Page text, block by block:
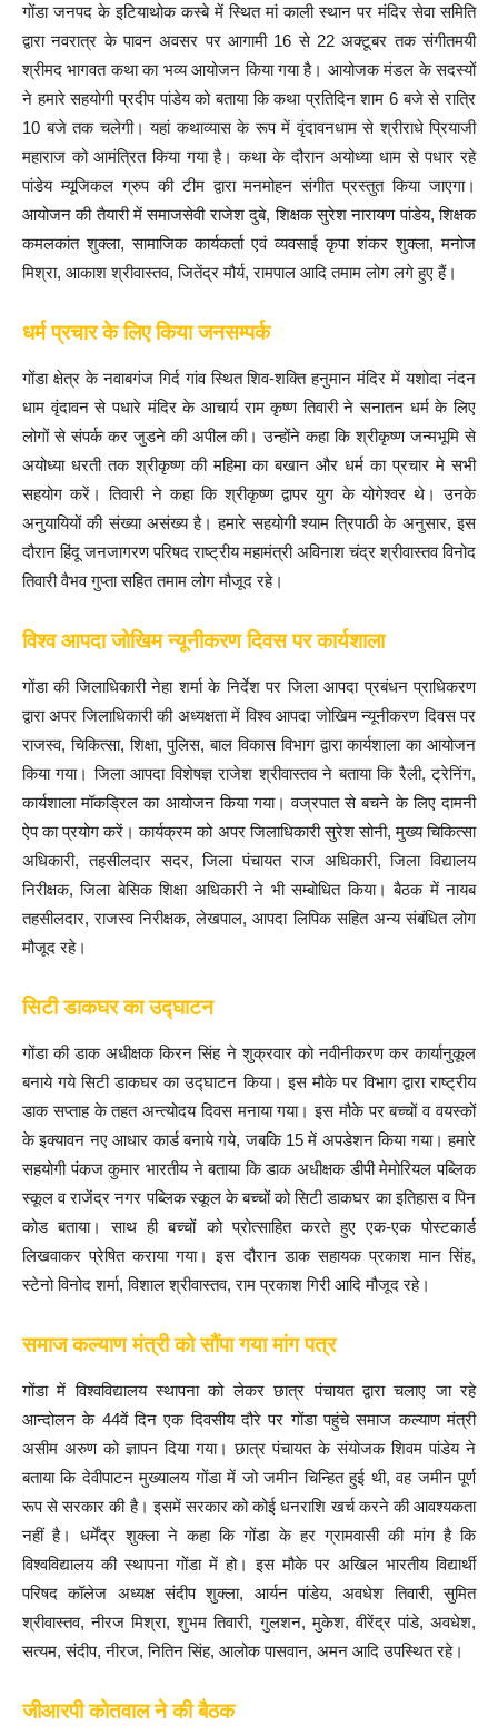
गोंडा जनपद के इटियाथोक कस्बे में स्थित मां काली स्थान पर मंदिर सेवा समिति
द्वारा नवरात्र के पावन अवसर पर आगामी 16 से 22 अक्टूबर तक संगीतमयी
श्रीमद भागवत कथा का भव्य आयोजन किया गया है। आयोजक मंडल के सदस्यों
ने हमारे सहयोगी प्रदीप पांडेय को बताया कि कथा प्रतिदिन शाम 6 बजे से रात्रि
10 बजे तक चलेगी। यहां कथाव्यास के रूप में वृंदावनधाम से श्रीराधे प्रियाजी
महाराज को आमंत्रित किया गया है। कथा के दौरान अयोध्या धाम से पधार रहे
पांडेय म्यूजिकल ग्रुप की टीम द्वारा मनमोहन संगीत प्रस्तुत किया जाएगा।
आयोजन की तैयारी में समाजसेवी राजेश दुबे, शिक्षक सुरेश नारायण पांडेय, शिक्षक
कमलकांत शुक्ला, सामाजिक कार्यकर्ता एवं व्यवसाई कृपा शंकर शुक्ला, मनोज
मिश्रा, आकाश श्रीवास्तव, जितेंद्र मौर्य, रामपाल आदि तमाम लोग लगे हुए हैं।
धर्म प्रचार के लिए किया जनसम्पर्क
गोंडा क्षेत्र के नवाबगंज गिर्द गांव स्थित शिव-शक्ति हनुमान मंदिर में यशोदा नंदन
धाम वृंदावन से पधारे मंदिर के आचार्य राम कृष्ण तिवारी ने सनातन धर्म के लिए
लोगों से संपर्क कर जुडने की अपील की। उन्होंने कहा कि श्रीकृष्ण जन्मभूमि से
अयोध्या धरती तक श्रीकृष्ण की महिमा का बखान और धर्म का प्रचार मे सभी
सहयोग करें। तिवारी ने कहा कि श्रीकृष्ण द्वापर युग के योगेश्वर थे। उनके
अनुयायियों की संख्या असंख्य है। हमारे सहयोगी श्याम त्रिपाठी के अनुसार, इस
दौरान हिंदू जनजागरण परिषद राष्ट्रीय महामंत्री अविनाश चंद्र श्रीवास्तव विनोद
तिवारी वैभव गुप्ता सहित तमाम लोग मौजूद रहे।
विश्व आपदा जोखिम न्यूनीकरण दिवस पर कार्यशाला
गोंडा की जिलाधिकारी नेहा शर्मा के निर्देश पर जिला आपदा प्रबंधन प्राधिकरण
द्वारा अपर जिलाधिकारी की अध्यक्षता में विश्व आपदा जोखिम न्यूनीकरण दिवस पर
राजस्व, चिकित्सा, शिक्षा, पुलिस, बाल विकास विभाग द्वारा कार्यशाला का आयोजन
किया गया। जिला आपदा विशेषज्ञ राजेश श्रीवास्तव ने बताया कि रैली, ट्रेनिंग,
कार्यशाला मॉकड्रिल का आयोजन किया गया। वज्रपात से बचने के लिए दामनी
ऐप का प्रयोग करें। कार्यक्रम को अपर जिलाधिकारी सुरेश सोनी, मुख्य चिकित्सा
अधिकारी, तहसीलदार सदर, जिला पंचायत राज अधिकारी, जिला विद्यालय
निरीक्षक, जिला बेसिक शिक्षा अधिकारी ने भी सम्बोधित किया। बैठक में नायब
तहसीलदार, राजस्व निरीक्षक, लेखपाल, आपदा लिपिक सहित अन्य संबंधित लोग
मौजूद रहे।
सिटी डाकघर का उद्घाटन
गोंडा की डाक अधीक्षक किरन सिंह ने शुक्रवार को नवीनीकरण कर कार्यानुकूल
बनाये गये सिटी डाकघर का उद्घाटन किया। इस मौके पर विभाग द्वारा राष्ट्रीय
डाक सप्ताह के तहत अन्त्योदय दिवस मनाया गया। इस मौके पर बच्चों व वयस्कों
के इक्यावन नए आधार कार्ड बनाये गये, जबकि 15 में अपडेशन किया गया। हमारे
सहयोगी पंकज कुमार भारतीय ने बताया कि डाक अधीक्षक डीपी मेमोरियल पब्लिक
स्कूल व राजेंद्र नगर पब्लिक स्कूल के बच्चों को सिटी डाकघर का इतिहास व पिन
कोड बताया। साथ ही बच्चों को प्रोत्साहित करते हुए एक-एक पोस्टकार्ड
लिखवाकर प्रेषित कराया गया। इस दौरान डाक सहायक प्रकाश मान सिंह,
स्टेनो विनोद शर्मा, विशाल श्रीवास्तव, राम प्रकाश गिरी आदि मौजूद रहे।
समाज कल्याण मंत्री को सौंपा गया मांग पत्र
गोंडा में विश्वविद्यालय स्थापना को लेकर छात्र पंचायत द्वारा चलाए जा रहे
आन्दोलन के 44वें दिन एक दिवसीय दौरे पर गोंडा पहुंचे समाज कल्याण मंत्री
असीम अरुण को ज्ञापन दिया गया। छात्र पंचायत के संयोजक शिवम पांडेय ने
बताया कि देवीपाटन मुख्यालय गोंडा में जो जमीन चिन्हित हुई थी, वह जमीन पूर्ण
रूप से सरकार की है। इसमें सरकार को कोई धनराशि खर्च करने की आवश्यकता
नहीं है। धर्मेंद्र शुक्ला ने कहा कि गोंडा के हर ग्रामवासी की मांग है कि
विश्वविद्यालय की स्थापना गोंडा में हो। इस मौके पर अखिल भारतीय विद्यार्थी
परिषद कॉलेज अध्यक्ष संदीप शुक्ला, आर्यन पांडेय, अवधेश तिवारी, सुमित
श्रीवास्तव, नीरज मिश्रा, शुभम तिवारी, गुलशन, मुकेश, वीरेंद्र पांडे, अवधेश,
सत्यम, संदीप, नीरज, नितिन सिंह, आलोक पासवान, अमन आदि उपस्थित रहे।
जीआरपी कोतवाल ने की बैठक